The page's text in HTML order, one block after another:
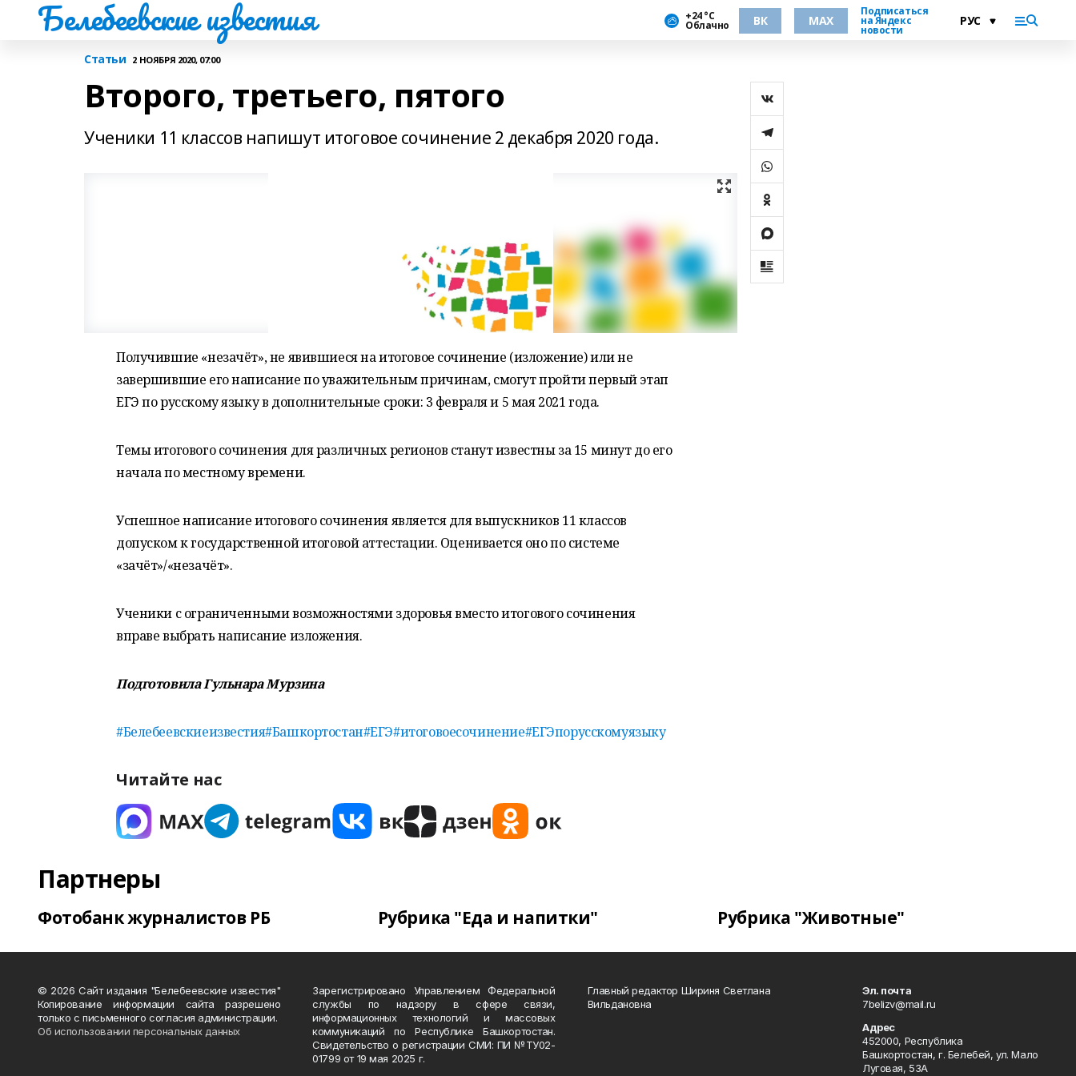
Белебеевские известия +24 °С
Облачно ВК MAX
Подписаться
на Яндекс
новости
Статьи 2 НОЯБРЯ 2020, 07:00
Второго, третьего, пятого
Ученики 11 классов напишут итоговое сочинение 2 декабря 2020 года.
Получившие «незачёт», не явившиеся на итоговое сочинение (изложение) или не
завершившие его написание по уважительным причинам, смогут пройти первый этап
ЕГЭ по русскому языку в дополнительные сроки: 3 февраля и 5 мая 2021 года.
Темы итогового сочинения для различных регионов станут известны за 15 минут до его
начала по местному времени.
Успешное написание итогового сочинения является для выпускников 11 классов
допуском к государственной итоговой аттестации. Оценивается оно по системе
«зачёт»/«незачёт».
Ученики с ограниченными возможностями здоровья вместо итогового сочинения
вправе выбрать написание изложения.
Подготовила Гульнара Мурзина
#Белебеевскиеизвестия#Башкортостан#ЕГЭ#итоговоесочинение#ЕГЭпорусскомуязыку
Читайте нас
Партнеры
Фотобанк журналистов РБ Рубрика "Еда и напитки" Рубрика "Животные"
© 2026 Сайт издания "Белебеевские известия"
Копирование информации сайта разрешено
только с письменного согласия администрации.
Об использовании персональных данных
Зарегистрировано Управлением Федеральной
службы по надзору в сфере связи,
информационных технологий и массовых
коммуникаций по Республике Башкортостан.
Свидетельство о регистрации СМИ: ПИ №ТУ02-
01799 от 19 мая 2025 г.
Главный редактор Шириня Светлана
Вильдановна
Эл. почта
7belizv@mail.ru
Адрес
452000, Республика
Башкортостан, г. Белебей, ул. Мало
Луговая, 53А